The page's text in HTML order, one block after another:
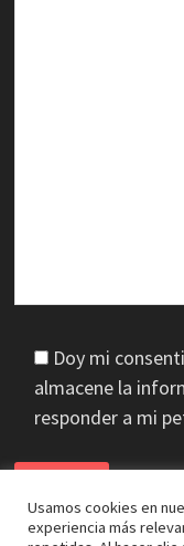
Doy mi
almacene la
responder a mi
Usamos cookies en
experiencia más